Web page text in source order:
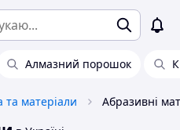
Алмазний порошок
матеріали Абразивні